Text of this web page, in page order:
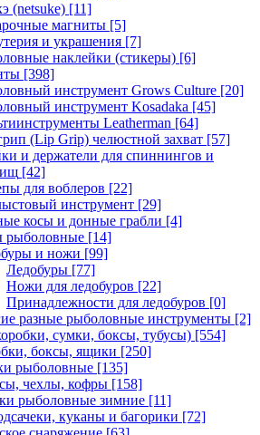
(netsuke) [11]
магниты [5]
и украшения [7]
наклейки (стикеры) [6]
[398]
инструмент Grows Culture [20]
инструмент Kosadaka [45]
Leatherman [64]
(Lip Grip) челюстной захват [57]
и держатели для спиннингов и
[42]
для воблеров [22]
инструмент [29]
косы и донные грабли [4]
рыболовные [14]
и ножи [99]
Ледобуры [77]
Ножи для ледобуров [22]
Принадлежности для ледобуров [0]
разные рыболовные инструменты [2]
сумки, боксы, тубусы) [554]
боксы, ящики [250]
рыболовные [135]
чехлы, кофры [158]
рыболовные зимние [11]
куканы и багорики [72]